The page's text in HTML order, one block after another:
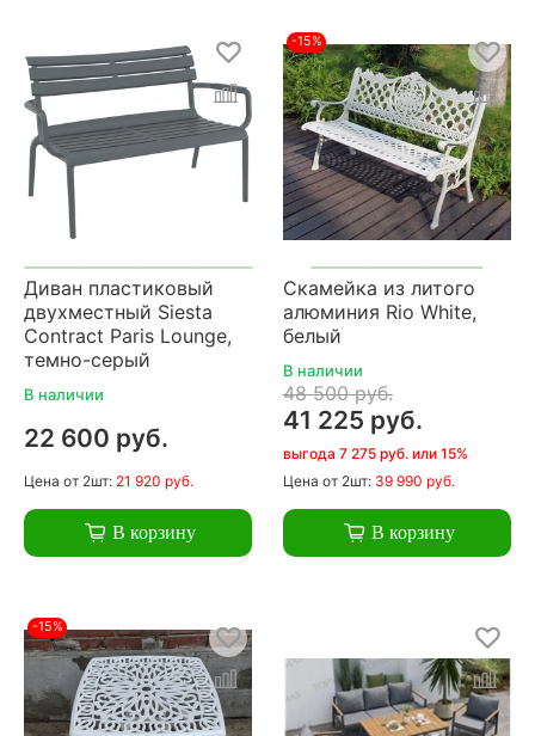
Диван пластиковый
двухместный Siesta
Contract Paris Lounge,
темно-серый
В наличии
22 600 руб.
Цена от 2шт: 21 920 руб.
В корзину
-15%
Скамейка из литого
алюминия Rio White,
белый
В наличии
48 500 руб.
41 225 руб.
выгода 7 275 руб. или 15%
Цена от 2шт: 39 990 руб.
В корзину
-15%